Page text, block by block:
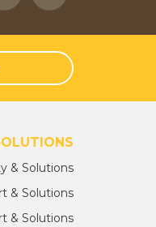
& Solutions
& Solutions
& Solutions